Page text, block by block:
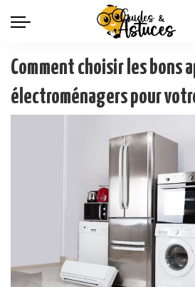
Comment choisir les bons
électroménagers pour